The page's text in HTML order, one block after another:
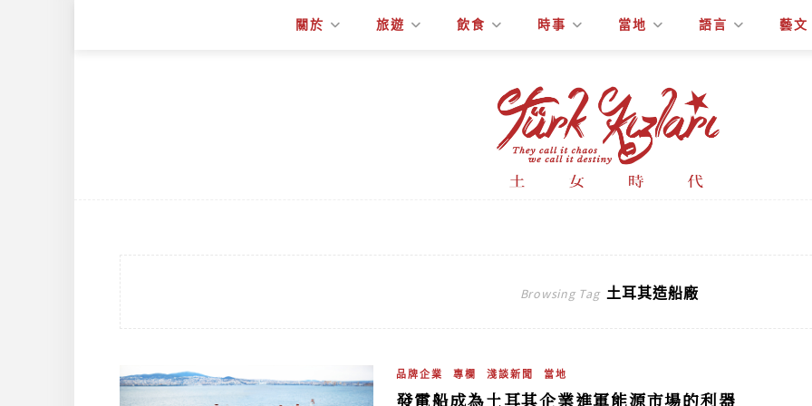
關於 旅遊 飲食 時事 當地 語言 藝文
Browsing Tag 土耳其造船廠
品牌企業 專欄 淺談新聞 當地
發電船成為土耳其企業進軍能源市場的利器